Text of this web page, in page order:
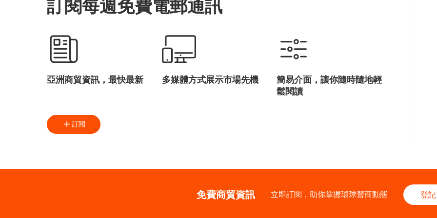
訂閱每週免費電郵通訊
亞洲商貿資訊，最快最新 多媒體方式展示市場先機
簡易介面，讓你隨時隨地輕
鬆閱讀
訂閱
免費商貿資訊 立即訂閱，助你掌握環球營商動態 登記